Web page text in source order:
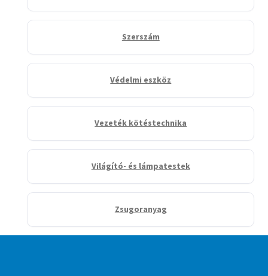
Szerszám
Védelmi eszköz
Vezeték kötéstechnika
Világító- és lámpatestek
Zsugoranyag